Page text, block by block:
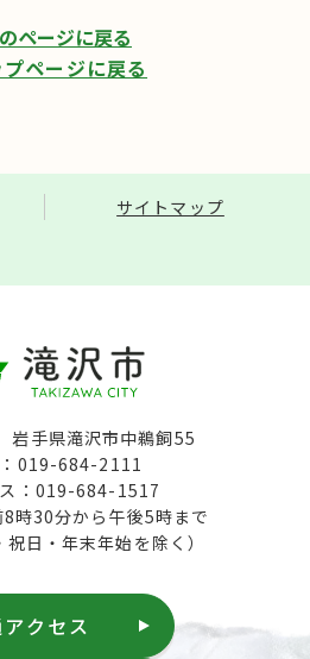
ページに戻る
プページに戻る
サイトマップ
手県滝沢市中鵜飼55
：019-684-2111
：019-684-1517
時30分から午後5時まで
祝日・年末年始を除く）
クセス